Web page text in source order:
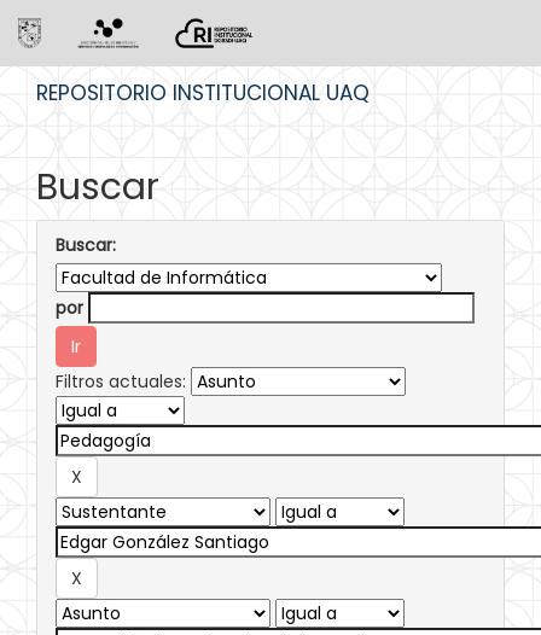
REPOSITORIO INSTITUCIONAL UAQ
Buscar
Buscar:
por
Filtros actuales: